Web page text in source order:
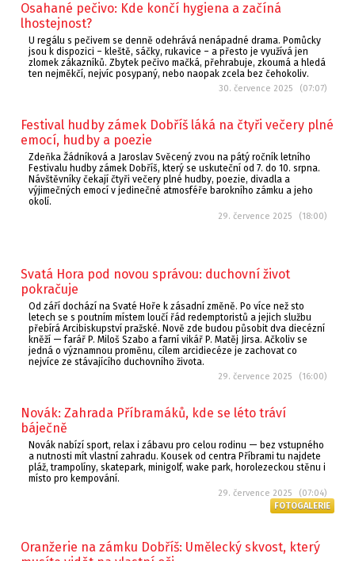
Osahané pečivo: Kde končí hygiena a začíná
lhostejnost?
U regálu s pečivem se denně odehrává nenápadné drama. Pomůcky
jsou k dispozici – kleště, sáčky, rukavice – a přesto je využívá jen
zlomek zákazníků. Zbytek pečivo mačká, přehrabuje, zkoumá a hledá
ten nejměkčí, nejvíc posypaný, nebo naopak zcela bez čehokoliv.
30. července 2025 (07:07)
Festival hudby zámek Dobříš láká na čtyři večery plné
emocí, hudby a poezie
Zdeňka Žádníková a Jaroslav Svěcený zvou na pátý ročník letního
Festivalu hudby zámek Dobříš, který se uskuteční od 7. do 10. srpna.
Návštěvníky čekají čtyři večery plné hudby, poezie, divadla a
výjimečných emocí v jedinečné atmosféře barokního zámku a jeho
okolí.
29. července 2025 (18:00)
Svatá Hora pod novou správou: duchovní život
pokračuje
Od září dochází na Svaté Hoře k zásadní změně. Po více než sto
letech se s poutním místem loučí řád redemptoristů a jejich službu
přebírá Arcibiskupství pražské. Nově zde budou působit dva diecézní
kněží — farář P. Miloš Szabo a farní vikář P. Matěj Jirsa. Ačkoliv se
jedná o významnou proměnu, cílem arcidiecéze je zachovat co
nejvíce ze stávajícího duchovního života.
29. července 2025 (16:00)
Novák: Zahrada Příbramáků, kde se léto tráví
báječně
Novák nabízí sport, relax i zábavu pro celou rodinu — bez vstupného
a nutnosti mít vlastní zahradu. Kousek od centra Příbrami tu najdete
pláž, trampolíny, skatepark, minigolf, wake park, horolezeckou stěnu i
místo pro kempování.
29. července 2025 (07:04)
FOTOGALERIE
Oranžerie na zámku Dobříš: Umělecký skvost, který